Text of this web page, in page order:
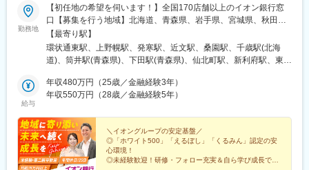
駅、松任駅、野町駅、福井駅、武生駅、名鉄岐阜駅、大垣駅、江
吉良駅、せきてらす前駅、高山駅、多治見駅、那加駅、可児駅、
磐田駅、浜北駅、天竜川駅、高塚駅、半田駅、左京山駅、大府
駅、瑞穂運動場西駅、岡崎駅、西尾駅、刈谷市駅、国府宮駅、安
城駅、新瀬戸駅、宇治山田駅、松阪駅、石場駅、水口城南駅、近
大学駅、峰山駅、北大路駅、京都駅、ＪＲ小倉駅、野田駅(阪神
線)、吹田駅(阪急線)、岸和田駅、河内永和駅、西元町駅、加太駅
駅、三田駅(兵庫県)、和田山駅、畦野駅、京口駅、北条町駅、志染
駅、千本駅、相生駅(兵庫県)、葉多駅、西脇市駅、大和高田駅、五
条駅(奈良県)、近鉄下田駅、学園前駅(奈良県)、紀伊田辺駅、紀伊
勝浦駅、倉吉駅、浜田駅、安来駅、津山駅、倉敷駅、西片上駅、
庭瀬駅、瀬戸駅、備前西市駅、東山・おかでんミュージアム駅、
勤務地
【初任地の希望を伺います！】全国170店舗以上のイオン銀行窓
口【募集を行う地域】北海道、青森県、岩手県、宮城県、秋田
県、山形県、茨城県、栃木県、群馬県、埼玉県、千葉県、東京
都、神奈川県、新潟県、富山県、石川県、山梨県、岐阜県、長野
県、静岡県、愛知県、三重県、滋賀県、京都府、大阪府、兵庫
県、高知県、福岡県、熊本県、鹿児島県、宮崎県、沖縄県※U・Iタ
ーン歓迎 ご希望の働き方をお聞かせください。※総合職採用のた
の詳細は当社HPをご覧ください！
https://www.aeonbank.co.jp/branch/
【最寄り駅】
環状通東駅、上野幌駅、発寒駅、近文駅、桑園駅、千歳駅(北海
道)、筒井駅(青森県)、下田駅(青森県)、仙北町駅、新利府駅、東北
駅、天童南駅、内原駅、土浦駅、荒川沖駅、小田林駅、佐野市
駅、韮川駅、群馬総社駅、越谷レイクタウン駅、蕨駅、南羽生
駅、新井宿駅、新津田沼駅、新船橋駅、南柏駅、海浜幕張駅、稲
毛海岸駅、稲毛駅、鎌取駅、木更津駅、新鎌ケ谷駅、千葉ニュー
タウン中央駅、八千代緑が丘駅、地区センター駅、成田駅、品川
シーサイド駅、武蔵引田駅、南砂町駅、武蔵砂川駅、辰巳駅、東
給与
年収480万円（25歳／金融経験3年）
年収550万円（28歳／金融経験5年）
＼イオングループの安定基盤／
◎「ホワイト500」「えるぼし」「くるみん」認定の安
心環境！
◎未経験歓迎！研修・フォロー充実＆自ら学び成長でき